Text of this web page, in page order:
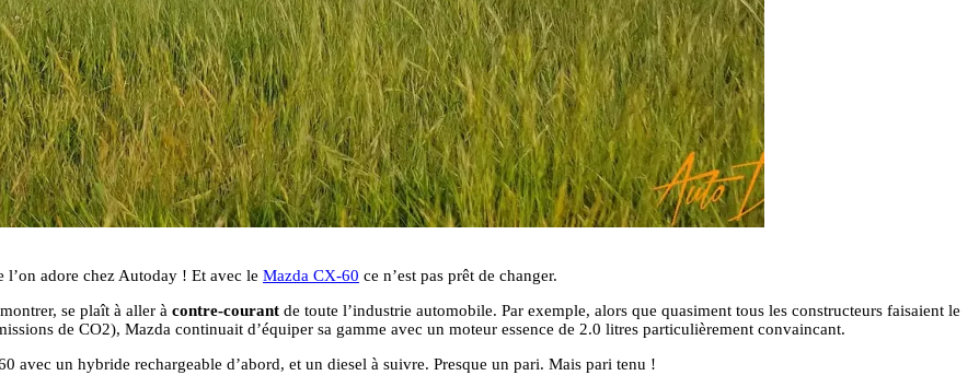
l’on adore chez Autoday ! Et avec le Mazda CX-60 ce n’est pas prêt de changer.
se plaît à aller à contre-courant de toute l’industrie automobile. Par exemple, alors que quasiment tous les constructeurs faisaient le
de CO2), Mazda continuait d’équiper sa gamme avec un moteur essence de 2.0 litres particulièrement convaincant.
un hybride rechargeable d’abord, et un diesel à suivre. Presque un pari. Mais pari tenu !